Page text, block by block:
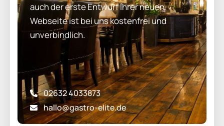
auch der erste Entwurf Ihrer neuen
Webseite ist bei uns kostenfrei und
unverbindlich.
02632 4033873
hallo@gastro-elite.de